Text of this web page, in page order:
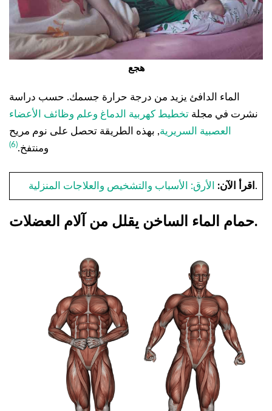
هجع
الماء الدافئ يزيد من درجة حرارة جسمك. حسب دراسة
نشرت في مجلة تخطيط كهربية الدماغ وعلم وظائف الأعضاء
العصبية السريرية, بهذه الطريقة تحصل على نوم مريح
ومنتفخ.(6)
اقرأ الآن: الأرق: الأسباب والتشخيص والعلاجات المنزلية .
حمام الماء الساخن يقلل من آلام العضلات.